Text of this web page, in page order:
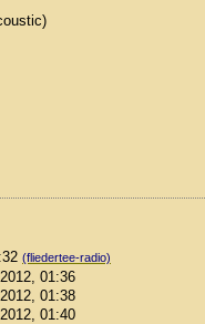
(fliedertee-radio)
01:36
01:38
01:40